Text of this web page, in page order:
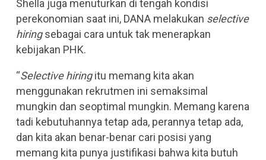
Shella juga menuturkan di tengah kondisi
perekonomian saat ini, DANA melakukan selective
hiringsebagai cara untuk tak menerapkan
kebijakan PHK.
“Selective hiringitu memang kita akan
menggunakan rekrutmen ini semaksimal
mungkin dan seoptimal mungkin. Memang karena
tadi kebutuhannya tetap ada, perannya tetap ada,
dan kita akan benar-benar cari posisi yang
memang kita punya justifikasi bahwa kita butuh